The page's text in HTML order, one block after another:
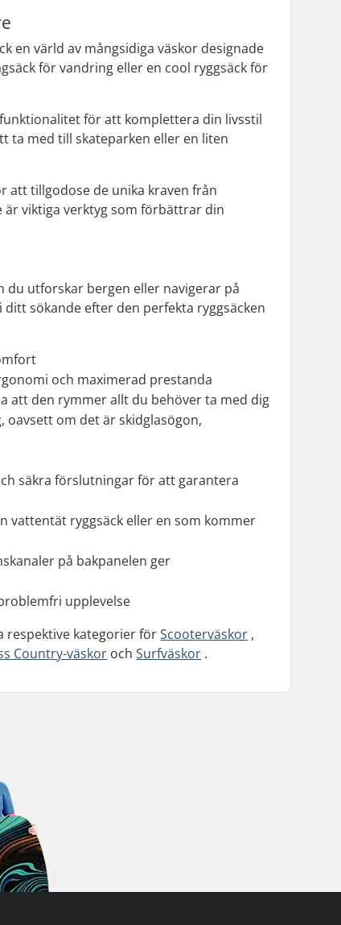
en värld av mångsidiga väskor designade
för vandring eller en cool ryggsäck för
för att komplettera din livsstil
ta med till skateparken eller en liten
att tillgodose de unika kraven från
är viktiga verktyg som förbättrar din
du utforskar bergen eller navigerar på
sökande efter den perfekta ryggsäcken
och maximerad prestanda
att den rymmer allt du behöver ta med dig
oavsett om det är skidglasögon,
säkra förslutningar för att garantera
vattentät ryggsäck eller en som kommer
på bakpanelen ger
upplevelse
respektive kategorier förScooterväskor ,
Country-väskor ochSurfväskor .